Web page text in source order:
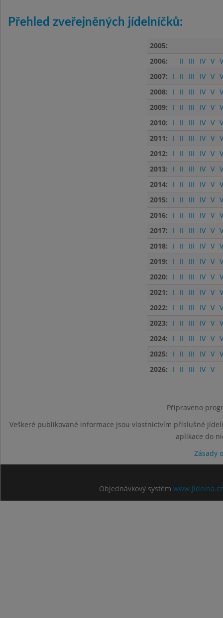
Přehled zveřejněných jídelníčků:
2005:
2006:
II III IV V
2007:
I II III IV V
2008:
I II III IV V
2009:
I II III IV V
2010:
I II III IV V
2011:
I II III IV V
2012:
I II III IV V
2013:
I II III IV V
2014:
I II III IV V
2015:
I II III IV V
2016:
I II III IV V
2017:
I II III IV V
2018:
I II III IV V
2019:
I II III IV V
2020:
I II III IV V
2021:
I II III IV V
2022:
I II III IV V
2023:
I II III IV V
2024:
I II III IV V
2025:
I II III IV V
2026:
I II III IV V
Připraveno
Veškeré publikované informace jsou vlastnictvím příslušné
aplikace do
Zásady
Objednávkový systém www.jidelna.cz